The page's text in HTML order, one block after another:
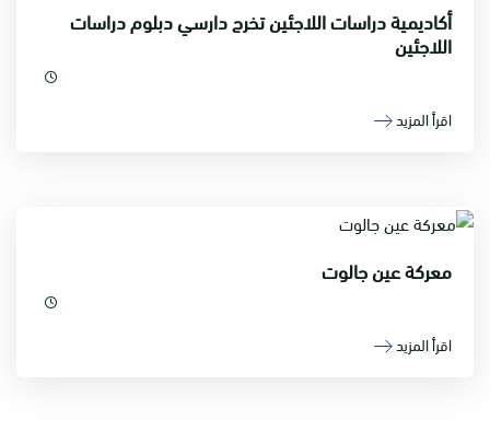
أكاديمية دراسات اللاجئين تخرج دارسي دبلوم دراسات
اللاجئين
اقرأ المزيد
معركة عين جالوت
اقرأ المزيد